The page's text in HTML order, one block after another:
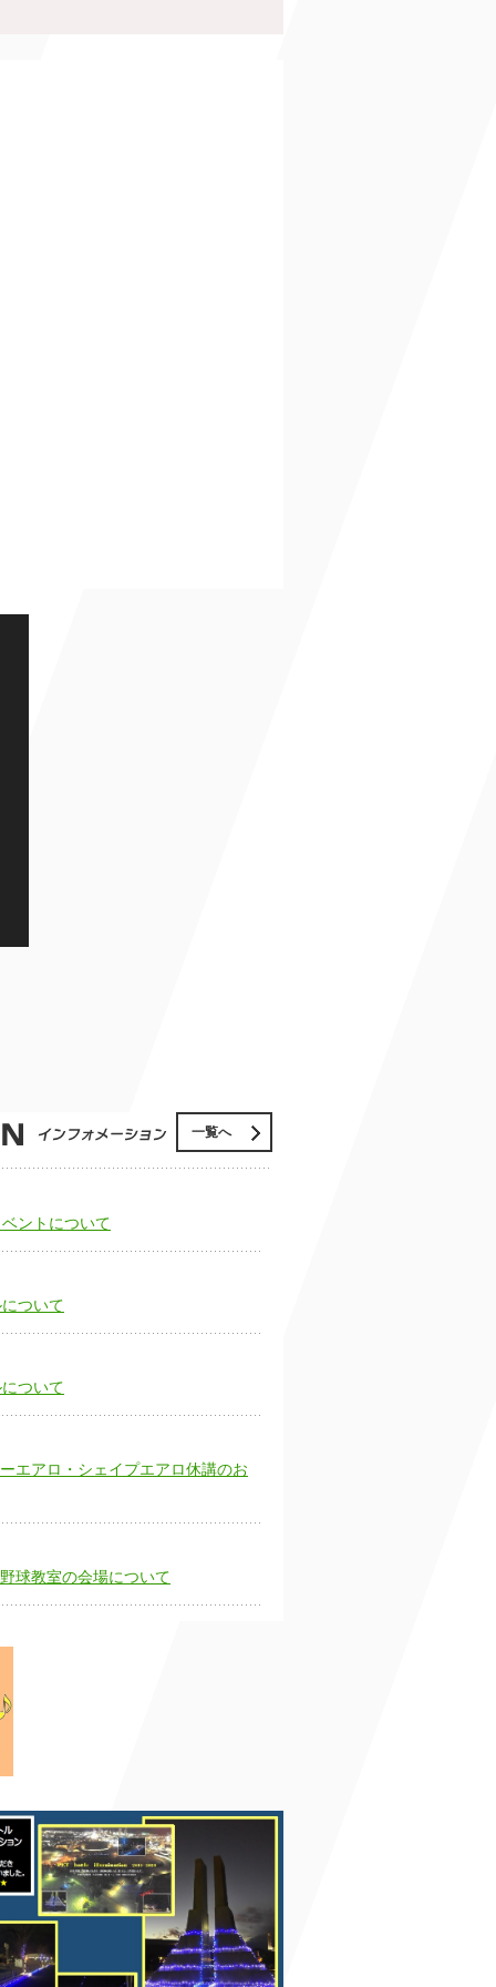
一覧へ
ントについて
ついて
ついて
エアロ・シェイプエアロ休講のお
球教室の会場について